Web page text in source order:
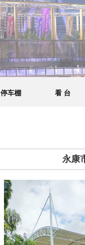
停车棚 看 台
永康